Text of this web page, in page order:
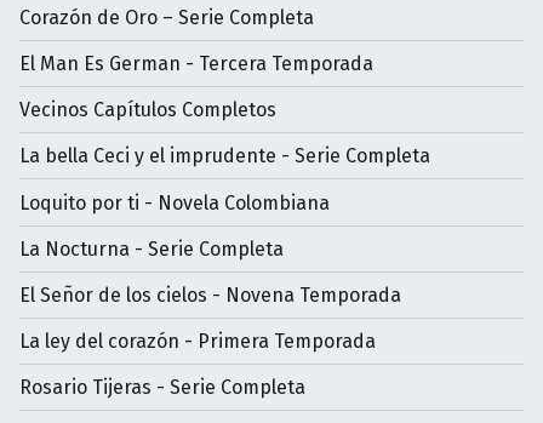
Corazón de Oro – Serie Completa
El Man Es German - Tercera Temporada
Vecinos Capítulos Completos
La bella Ceci y el imprudente - Serie Completa
Loquito por ti - Novela Colombiana
La Nocturna - Serie Completa
El Señor de los cielos - Novena Temporada
La ley del corazón - Primera Temporada
Rosario Tijeras - Serie Completa